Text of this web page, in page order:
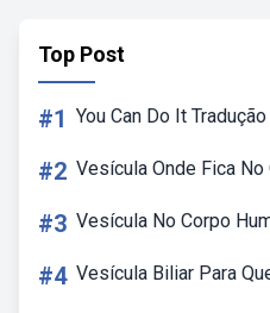
Top Post
#1 You Can Do It Tradução
#2 Vesícula Onde Fica No
#3 Vesícula No Corpo
#4 Vesícula Biliar Para